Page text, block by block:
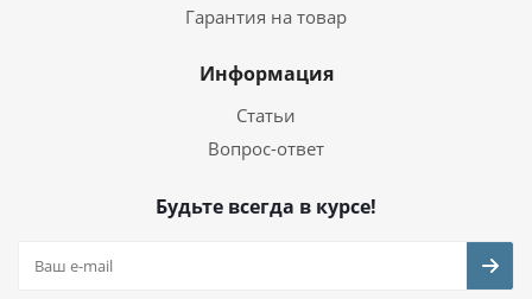
Гарантия на товар
Информация
Статьи
Вопрос-ответ
Будьте всегда в курсе!